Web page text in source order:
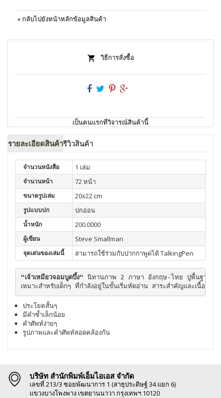
« กลับไปยังหน้าหลักข้อมูลสินค้า
วิธีการสั่งซื้อ
เป็นคนแรกที่วิจารณ์สินค้านี้
รายละเอียดสินค้ารีวิวสินค้า
จำนวนหนังสือ 1 เล่ม
จำนวนหน้า 72 หน้า
ขนาดรูปเล่ม 20x22 cm
รูปแบบปก ปกอ่อน
น้ำหนัก 200.0000
ผู้เขียน Steve Smallman
จุดเด่นของเล่มนี้ สามารถใช้ร่วมกับปากกาพูดได้ TalkingPen
"เจ้าเหมียวจอมบูดบึ้ง" นิทานภาพ 2 ภาษา อังกฤษ-ไทย ปูพื้นฐาน
เหมาะสำหรับเด็กๆ ที่กำลังอยู่ในขั้นเริ่มหัดอ่าน สาระสำคัญและเนื้อเรื่อง
ประโยคสั้นๆ
มีคำซ้ำเล็กน้อย
คำศัพท์ง่ายๆ
รูปภาพและคำศัพท์สอดคล้องกัน
บริษัท สำนักพิมพ์เอ็มไอเอส จำกัด
เลขที่ 213/3 ซอยพัฒนาการ 1 (สาธุประดิษฐ์ 34 แยก 6)
แขวงบางโพงพาง เขตยานนาวา กรุงเทพฯ 10120